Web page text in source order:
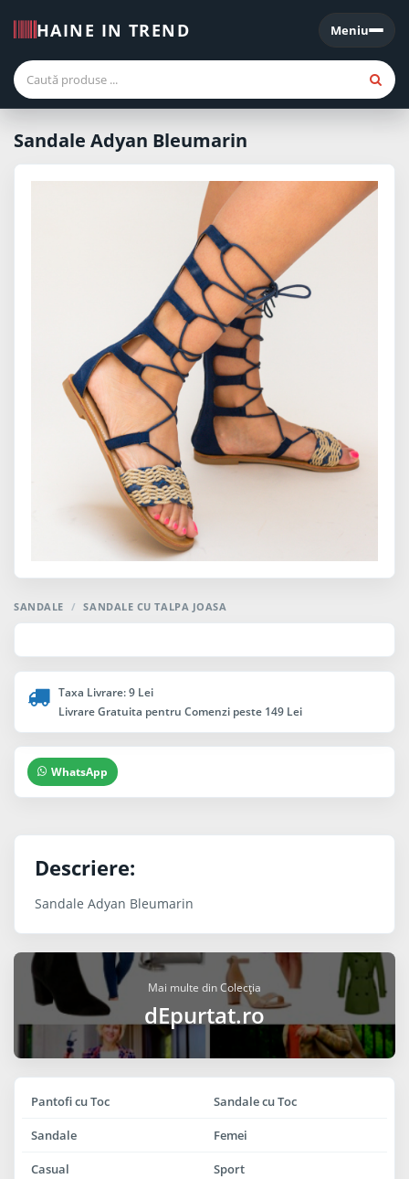
HAINE IN TREND Meniu
Meniu
Sandale Adyan Bleumarin
SANDALE / SANDALE CU TALPA JOASA
Taxa Livrare: 9 Lei
Livrare Gratuita pentru Comenzi peste 149 Lei
WhatsApp
Descriere:
Sandale Adyan Bleumarin
Mai multe din Colecția
dEpurtat.ro
Pantofi cu Toc Sandale cu Toc
Sandale Femei
Casual Sport